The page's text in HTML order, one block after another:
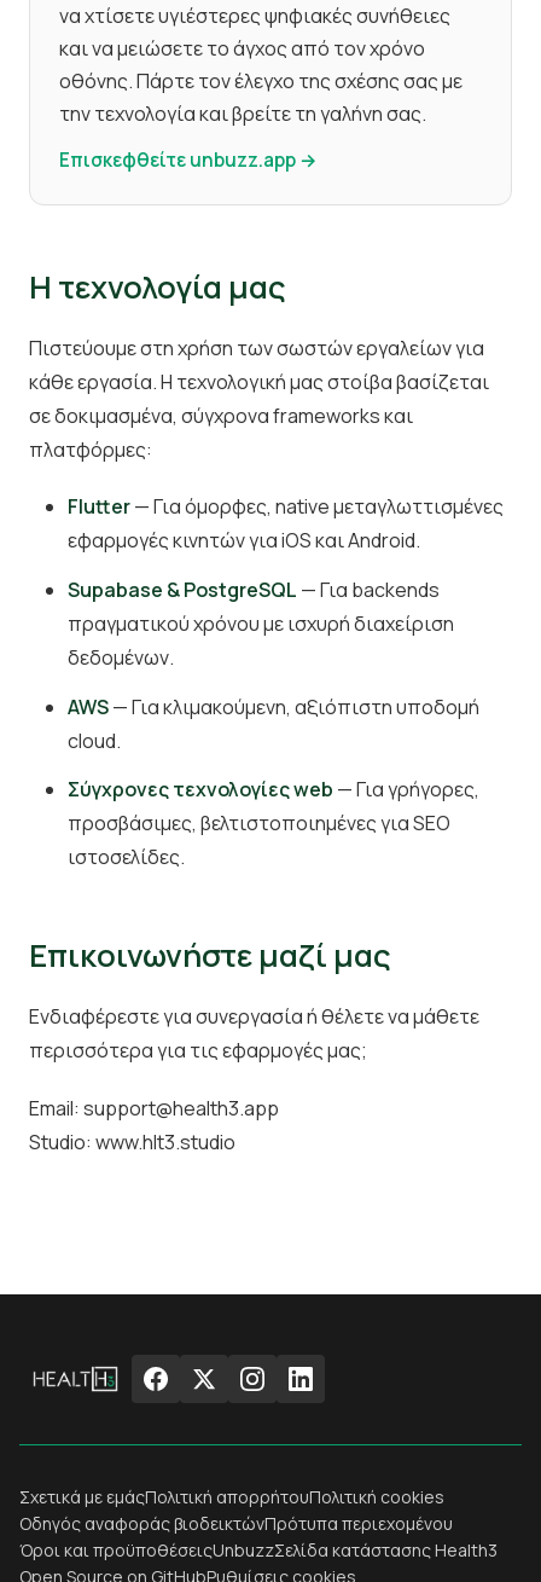
να χτίσετε υγιέστερες ψηφιακές συνήθειες
και να μειώσετε το άγχος από τον χρόνο
οθόνης. Πάρτε τον έλεγχο της σχέσης σας με
την τεχνολογία και βρείτε τη γαλήνη σας.
Επισκεφθείτε unbuzz.app →
Η τεχνολογία μας
Πιστεύουμε στη χρήση των σωστών εργαλείων για
κάθε εργασία. Η τεχνολογική μας στοίβα βασίζεται
σε δοκιμασμένα, σύγχρονα frameworks και
πλατφόρμες:
Flutter— Για όμορφες, native μεταγλωττισμένες
εφαρμογές κινητών για iOS και Android.
Supabase & PostgreSQL — Για backends
πραγματικού χρόνου με ισχυρή διαχείριση
δεδομένων.
AWS— Για κλιμακούμενη, αξιόπιστη υποδομή
cloud.
Σύγχρονες τεχνολογίες web — Για γρήγορες,
προσβάσιμες, βελτιστοποιημένες για SEO
ιστοσελίδες.
Επικοινωνήστε μαζί μας
Ενδιαφέρεστε για συνεργασία ή θέλετε να μάθετε
περισσότερα για τις εφαρμογές μας;
Email: support@health3.app
Studio: www.hlt3.studio
Σχετικά με εμάςΠολιτική απορρήτουΠολιτική cookies
Οδηγός αναφοράς βιοδεικτώνΠρότυπα περιεχομένου
Όροι και προϋποθέσειςUnbuzzΣελίδα κατάστασης Health3
Open Source on GitHubΡυθμίσεις cookies